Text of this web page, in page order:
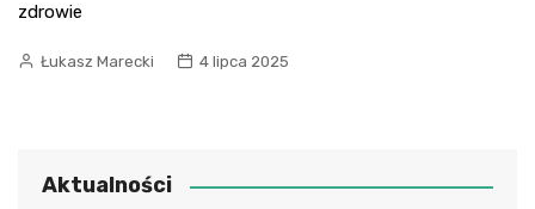
zdrowie
Łukasz Marecki 4 lipca 2025
Aktualności